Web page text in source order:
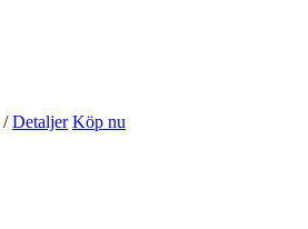
/ Detaljer Köp nu